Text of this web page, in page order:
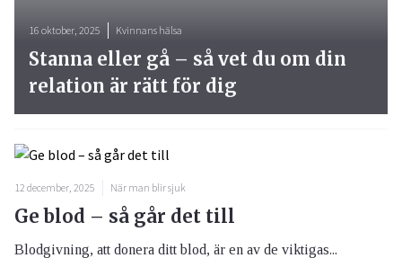
12 december, 2025 När man blir sjuk
Ge blod – så går det till
Blodgivning, att donera ditt blod, är en av de viktigas...
16 oktober, 2025 Kvinnans hälsa
Stanna eller gå – så vet du om din
relation är rätt för dig